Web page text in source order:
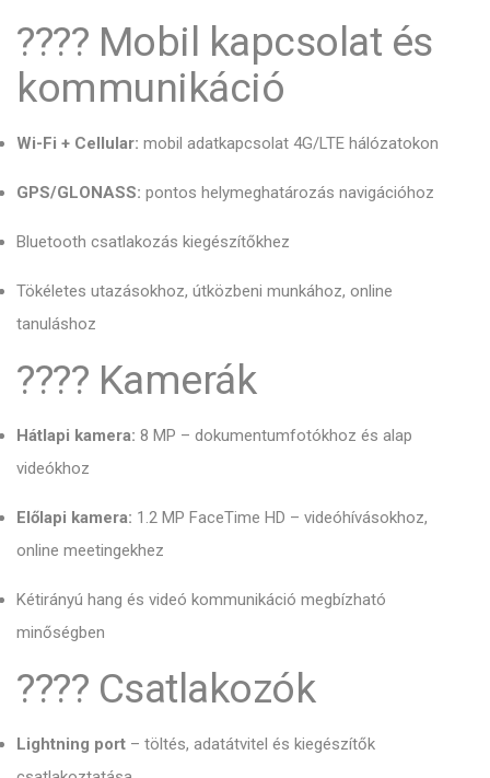
???? Mobil kapcsolat és
kommunikáció
Wi-Fi + Cellular: mobil adatkapcsolat 4G/LTE hálózatokon
GPS/GLONASS: pontos helymeghatározás navigációhoz
Bluetooth csatlakozás kiegészítőkhez
Tökéletes utazásokhoz, útközbeni munkához, online
tanuláshoz
???? Kamerák
Hátlapi kamera: 8 MP – dokumentumfotókhoz és alap
videókhoz
Előlapi kamera: 1.2 MP FaceTime HD – videóhívásokhoz,
online meetingekhez
Kétirányú hang és videó kommunikáció megbízható
minőségben
???? Csatlakozók
Lightning port – töltés, adatátvitel és kiegészítők